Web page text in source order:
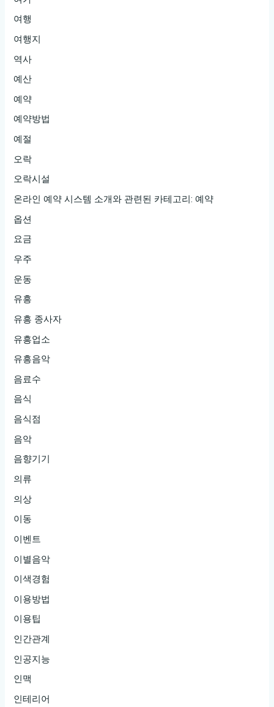
여행
여행지
역사
예산
예약
예약방법
예절
오락
오락시설
온라인 예약 시스템 소개와 관련된 카테고리: 예약
옵션
요금
우주
운동
유흥
유흥 종사자
유흥업소
유흥음악
음료수
음식
음식점
음악
음향기기
의류
의상
이동
이벤트
이별음악
이색경험
이용방법
이용팁
인간관계
인공지능
인맥
인테리어